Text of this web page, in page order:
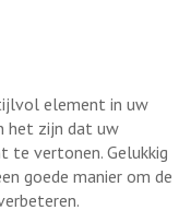
element in uw
het zijn dat uw
te vertonen. Gelukkig
goede manier om de